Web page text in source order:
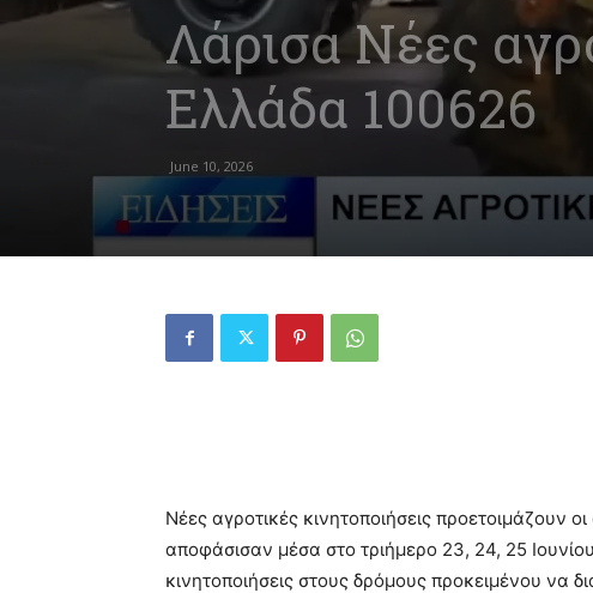
Λάρισα Νέες
Ελλάδα 100626
June 10, 2026
Νέες αγροτικές κινητοποιήσεις προετοιμάζουν
αποφάσισαν μέσα στο τριήμερο 23, 24, 25
κινητοποιήσεις στους δρόμους προκειμένου να